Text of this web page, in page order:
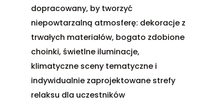
dopracowany, by tworzyć
niepowtarzalną atmosferę: dekoracje z
trwałych materiałów, bogato zdobione
choinki, świetlne iluminacje,
klimatyczne sceny tematyczne i
indywidualnie zaprojektowane strefy
relaksu dla uczestników